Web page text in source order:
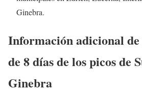
Ginebra.
Información adicional
de 8 días de los picos de
Ginebra